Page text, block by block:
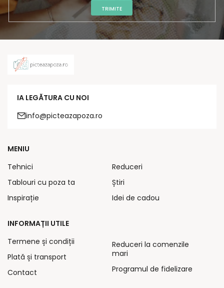
TRIMITE
IA LEGĂTURA CU NOI
info@picteazapoza.ro
MENIU
Tehnici
Tablouri cu poza ta
Inspirație
Reduceri
Știri
Idei de cadou
INFORMAȚII UTILE
Termene și condiții
Plată și transport
Contact
Reduceri la comenzile
mari
Programul de fidelizare